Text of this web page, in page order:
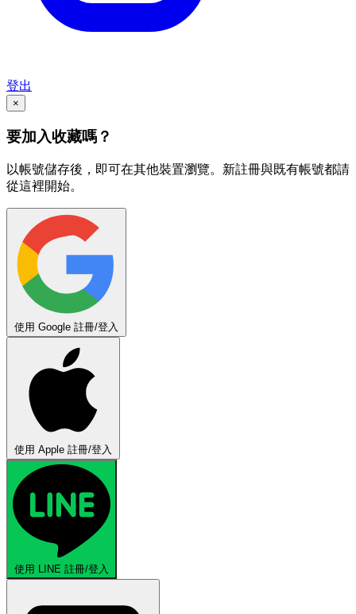
登出
×
要加入收藏嗎？
以帳號儲存後，即可在其他裝置瀏覽。新註冊與既有帳號都請
從這裡開始。
使用 Google 註冊/登入
使用 Apple 註冊/登入
使用 LINE 註冊/登入